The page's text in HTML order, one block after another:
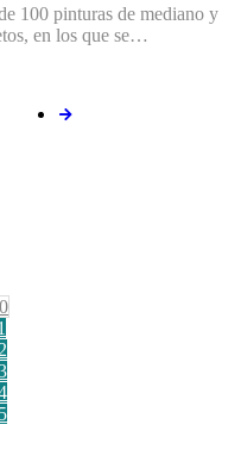
100 pinturas de mediano y
en los que se…